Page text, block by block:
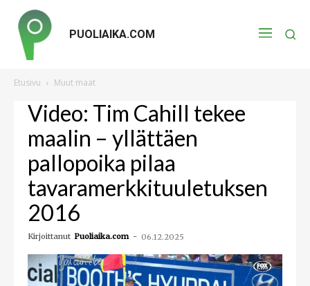
PUOLIAIKA.COM
Etusivu Muut maat
Video: Tim Cahill tekee
maalin – yllättäen
pallopoika pilaa
tavaramerkkituuletuksen
2016
Kirjoittanut Puoliaika.com - 06.12.2025